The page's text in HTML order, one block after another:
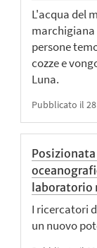
L'acqua del
marchigiana
persone
cozze e
Luna.
Pubblicato il
Posizionata
laboratorio
I ricercatori
un nuovo